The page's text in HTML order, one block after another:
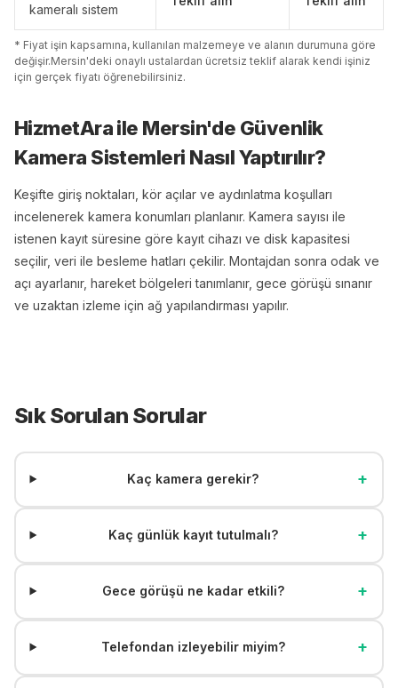
kameralı sistem
* Fiyat işin kapsamına, kullanılan malzemeye ve alanın durumuna göre
değişir.Mersin'deki onaylı ustalardan ücretsiz teklif alarak kendi işiniz
için gerçek fiyatı öğrenebilirsiniz.
HizmetAra ile Mersin'de Güvenlik
Kamera Sistemleri Nasıl Yaptırılır?
Keşifte giriş noktaları, kör açılar ve aydınlatma koşulları
incelenerek kamera konumları planlanır. Kamera sayısı ile
istenen kayıt süresine göre kayıt cihazı ve disk kapasitesi
seçilir, veri ile besleme hatları çekilir. Montajdan sonra odak ve
açı ayarlanır, hareket bölgeleri tanımlanır, gece görüşü sınanır
ve uzaktan izleme için ağ yapılandırması yapılır.
Sık Sorulan Sorular
Kaç kamera gerekir? +
Kaç günlük kayıt tutulmalı? +
Gece görüşü ne kadar etkili? +
Telefondan izleyebilir miyim? +